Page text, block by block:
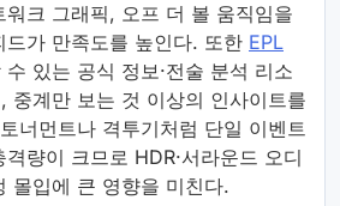
크 그래픽, 오프 더 볼 움직임을
가 만족도를 높인다. 또한 EPL
있는 공식 정보·전술 분석 리소
중계만 보는 것 이상의 인사이트를
너먼트나 격투기처럼 단일 이벤트
량이 크므로 HDR·서라운드 오디
몰입에 큰 영향을 미친다.